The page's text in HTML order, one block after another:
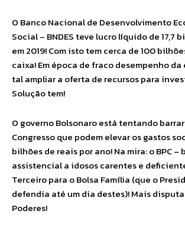
O Banco Nacional de Desenvolvimento
Social – BNDES teve lucro líquido de 17,7
em 2019! Com isto tem cerca de 100
caixa! Em época de fraco desempenho
tal ampliar a oferta de recursos para
Solução tem!
O governo Bolsonaro está tentando
Congresso que podem elevar os gastos
bilhões de reais por ano! Na mira: o BPC
assistencial a idosos carentes e
Terceiro para o Bolsa Família (que o
defendia até um dia destes)! Mais
Poderes!